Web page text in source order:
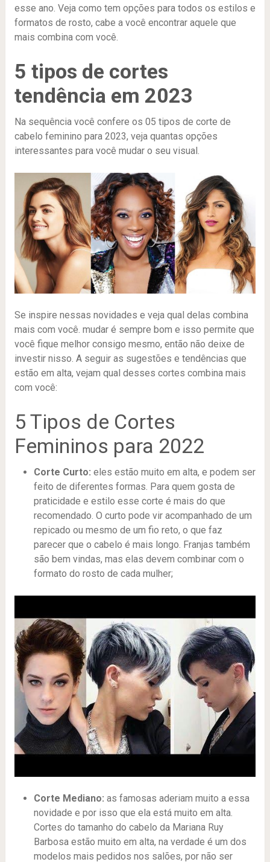
esse ano. Veja como tem opções para todos os estilos e
formatos de rosto, cabe a você encontrar aquele que
mais combina com você.
5 tipos de cortes
tendência em 2023
Na sequência você confere os 05 tipos de corte de
cabelo feminino para 2023, veja quantas opções
interessantes para você mudar o seu visual.
Se inspire nessas novidades e veja qual delas combina
mais com você. mudar é sempre bom e isso permite que
você fique melhor consigo mesmo, então não deixe de
investir nisso. A seguir as sugestões e tendências que
estão em alta, vejam qual desses cortes combina mais
com você:
5 Tipos de Cortes
Femininos para 2022
Corte Curto: eles estão muito em alta, e podem ser
feito de diferentes formas. Para quem gosta de
praticidade e estilo esse corte é mais do que
recomendado. O curto pode vir acompanhado de um
repicado ou mesmo de um fio reto, o que faz
parecer que o cabelo é mais longo. Franjas também
são bem vindas, mas elas devem combinar com o
formato do rosto de cada mulher;
Corte Mediano: as famosas aderiam muito a essa
novidade e por isso que ela está muito em alta.
Cortes do tamanho do cabelo da Mariana Ruy
Barbosa estão muito em alta, na verdade é um dos
modelos mais pedidos nos salões, por não ser